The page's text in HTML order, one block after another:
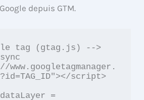
depuis GTM.
script>